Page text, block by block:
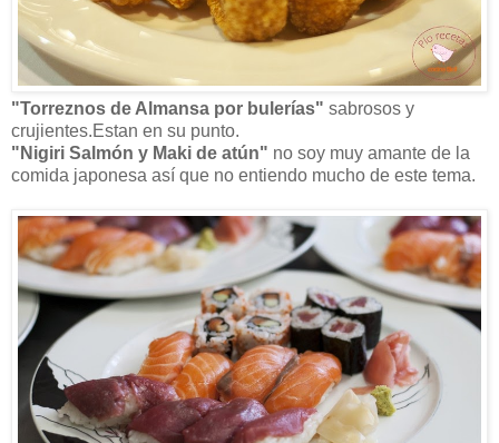
"Torreznos de Almansa por bulerías" sabrosos y
crujientes.Estan en su punto.
"Nigiri Salmón y Maki de atún" no soy muy amante de la
comida japonesa así que no entiendo mucho de este tema.